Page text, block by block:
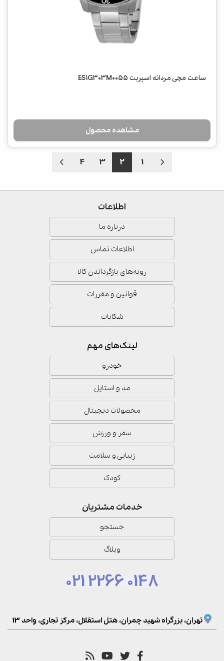
ساعت مچی مردانه اسپریت ES1G303M0055
مشاهده محصول
1
2
3
4
اطلاعات
درباره ما
اطلاعات تماس
رویه‌های بازگرداندن کالا
قوانین و مقررات
شکایات
لینک‌های مهم
خودرو
مد و استایل
محصولات دیجیتال
سفر و ورزش
زیبایی و سلامت
کودک
خدمات مشتریان
جستجو
وبلاگ
021 2266 0148
تهران، بزرگراه شهید چمران، هتل استقلال، مرکز تجاری، واحد 13